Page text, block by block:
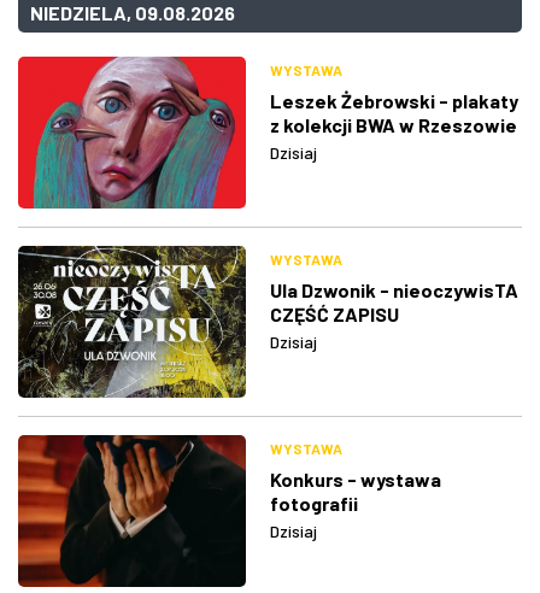
NIEDZIELA, 09.08.2026
WYSTAWA
Leszek Żebrowski - plakaty
z kolekcji BWA w Rzeszowie
Dzisiaj
WYSTAWA
Ula Dzwonik - nieoczywisTA
CZĘŚĆ ZAPISU
Dzisiaj
WYSTAWA
Konkurs - wystawa
fotografii
Dzisiaj